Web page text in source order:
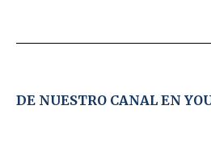
DE NUESTRO CANAL EN